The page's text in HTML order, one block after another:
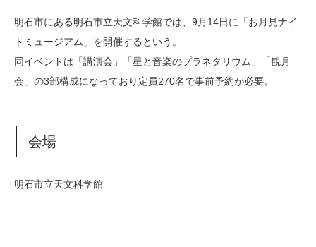
明石市にある明石市立天文科学館では、9月14日に「お月見ナイ
トミュージアム」を開催するという。
同イベントは「講演会」「星と音楽のプラネタリウム」「観月
会」の3部構成になっており定員270名で事前予約が必要。
会場
明石市立天文科学館